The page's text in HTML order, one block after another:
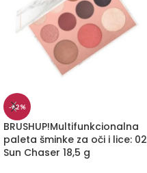
-62%
BRUSHUP!Multifunkcionalna
paleta šminke za oči i lice: 02
Sun Chaser 18,5 g